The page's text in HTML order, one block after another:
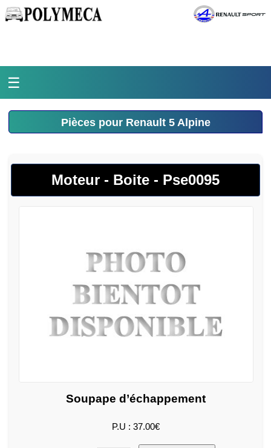
☰
Accueil
La médiathèque
L'histoire
Pièces pour Renault 5 Alpine
Moteur - Boite - Pse0095
Soupape d’échappement
P.U : 37.00€